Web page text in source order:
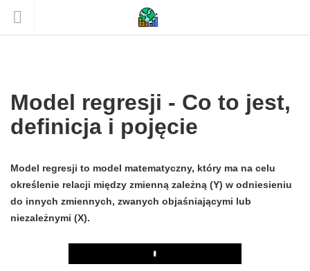
Model regresji - Co to jest,
definicja i pojęcie
Model regresji to model matematyczny, który ma na celu
określenie relacji między zmienną zależną (Y) w odniesieniu
do innych zmiennych, zwanych objaśniającymi lub
niezależnymi (X).
Play